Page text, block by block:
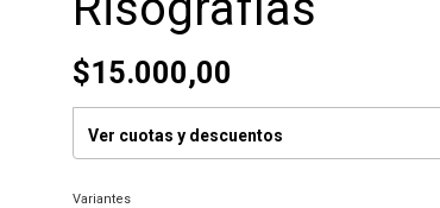
$15.000,00
Ver cuotas y descuentos
Variantes